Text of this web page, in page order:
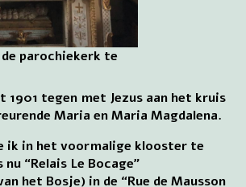
parochiekerk te
1901 tegen met Jezus aan het kruis
Maria en Maria Magdalena.
ik in het voormalige klooster te
“Relais Le Bocage”
het Bosje) in de “Rue de Mausson